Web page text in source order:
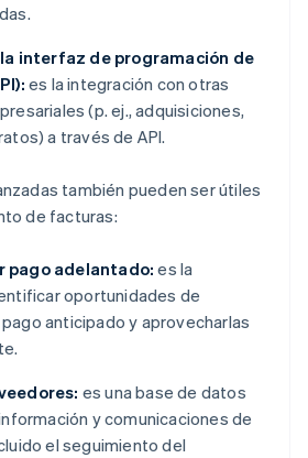
interfaz de programación de
es la integración con otras
(p. ej., adquisiciones,
a través de API.
también pueden ser útiles
de facturas:
pago adelantado:es la
oportunidades de
anticipado y aprovecharlas
es una base de datos
y comunicaciones de
el seguimiento del